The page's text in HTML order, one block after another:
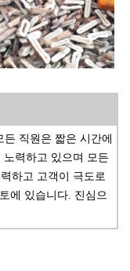
든 직원은 짧은 시간에
력하고 있으며 모든
하고 고객이 극도로
에 있습니다. 진심으